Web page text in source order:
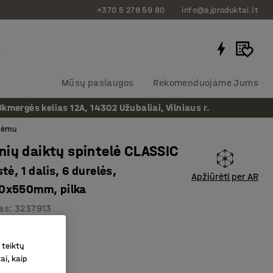
+370 5 278 59 80 info@ajproduktai.lt
Mūsų paslaugos Rekomenduojame Jums
kelias 12A, 14302 Užubaliai, Vilniaus r.
daiktų spintelė CLASSIC
1 dalis, 6 durelės,
pilka
: 3237913
Apžiūrėti per AR
teiktų
kaip